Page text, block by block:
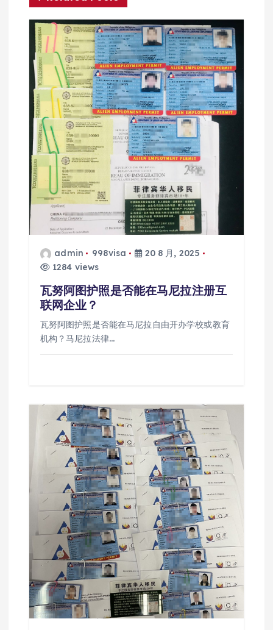
admin 998visa
20 8 月, 2025
1284 views
瓦努阿图护照是否能在马尼拉注册互
联网企业？
瓦努阿图护照是否能在马尼拉自由开办学校或教育
机构？马尼拉法律…